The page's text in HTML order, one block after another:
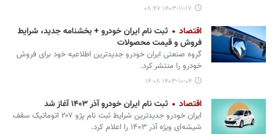
۱۴۰۳-۱۱-۱۷ ۰۸:۴۷
اقتصاد
ثبت نام ایران خودرو + بخشنامه جدید، شرایط
فروش و قیمت محصولات
گروه صنعتی ایران خودرو جدیدترین اطلاعیه خود برای فروش
خودرو را منتشر کرد.
۱۴۰۳-۱۰-۰۴ ۱۴:۰۸
اقتصاد ثبت نام ایران خودرو آذر ۱۴۰۳ آغاز شد
ایران‌ خودرو جدیدترین شرایط ثبت نام پژو ۲۰۷ اتوماتیک سقف
شیشه‌ای ویژه آذر ۱۴۰۳ را اعلام کرد.